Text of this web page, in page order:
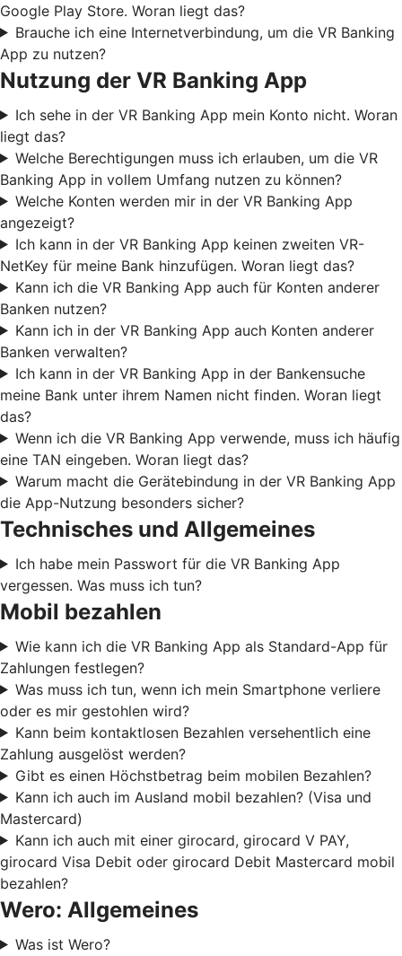
Google Play Store. Woran liegt das?
Brauche ich eine Internetverbindung, um die VR Banking
App zu nutzen?
Nutzung der VR Banking App
Ich sehe in der VR Banking App mein Konto nicht. Woran
liegt das?
Welche Berechtigungen muss ich erlauben, um die VR
Banking App in vollem Umfang nutzen zu können?
Welche Konten werden mir in der VR Banking App
angezeigt?
Ich kann in der VR Banking App keinen zweiten VR-
NetKey für meine Bank hinzufügen. Woran liegt das?
Kann ich die VR Banking App auch für Konten anderer
Banken nutzen?
Kann ich in der VR Banking App auch Konten anderer
Banken verwalten?
Ich kann in der VR Banking App in der Bankensuche
meine Bank unter ihrem Namen nicht finden. Woran liegt
das?
Wenn ich die VR Banking App verwende, muss ich häufig
eine TAN eingeben. Woran liegt das?
Warum macht die Gerätebindung in der VR Banking App
die App-Nutzung besonders sicher?
Technisches und Allgemeines
Ich habe mein Passwort für die VR Banking App
vergessen. Was muss ich tun?
Mobil bezahlen
Wie kann ich die VR Banking App als Standard-App für
Zahlungen festlegen?
Was muss ich tun, wenn ich mein Smartphone verliere
oder es mir gestohlen wird?
Kann beim kontaktlosen Bezahlen versehentlich eine
Zahlung ausgelöst werden?
Gibt es einen Höchstbetrag beim mobilen Bezahlen?
Kann ich auch im Ausland mobil bezahlen? (Visa und
Mastercard)
Kann ich auch mit einer girocard, girocard V PAY,
girocard Visa Debit oder girocard Debit Mastercard mobil
bezahlen?
Wero: Allgemeines
Was ist Wero?